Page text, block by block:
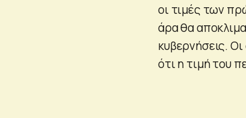
οι τιμές των
άρα θα
κυβερνήσεις.
ότι η τιμή του